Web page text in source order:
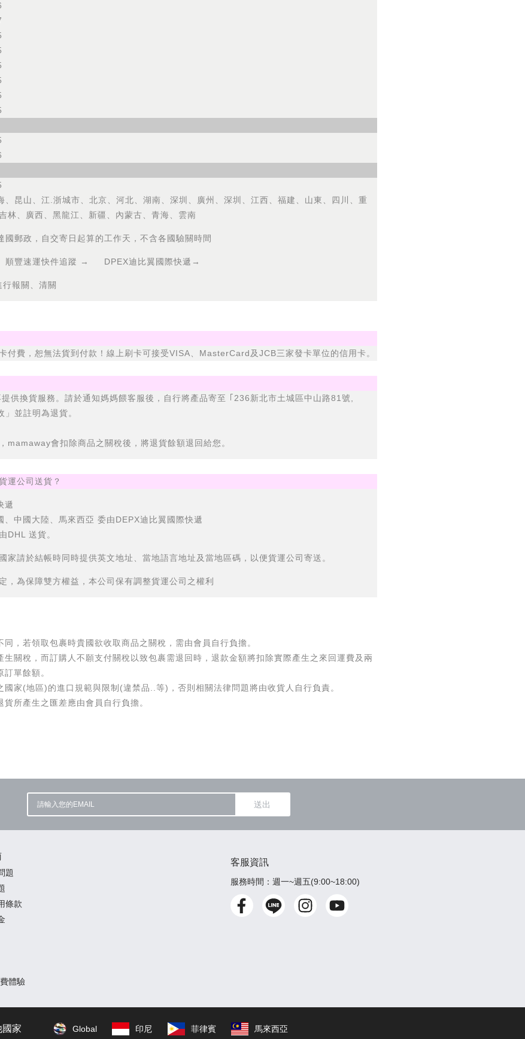
、昆山、江.浙城市、北京、河北、湖南、深圳、廣州、深圳、江西、福建、山東、四川、重
林、廣西、黑龍江、新疆、內蒙古、青海、雲南
國郵政，自交寄日起算的工作天，不含各國驗關時間
順豐速運快件追蹤 → DPEX迪比翼國際快遞→
報關、清關
付費，恕無法貨到付款！線上刷卡可接受VISA、MasterCard及JCB三家發卡單位的信用卡。
供換貨服務。請於通知媽媽餵客服後，自行將產品寄至 ｢236新北市土城區中山路81號,
並註明為退貨。
mamaway會扣除商品之關稅後，將退貨餘額退回給您。
運公司送貨？
遞
、中國大陸、馬來西亞 委由DEPX迪比翼國際快遞
DHL 送貨。
家請於結帳時同時提供英文地址、當地語言地址及當地區碼，以便貨運公司寄送。
，為保障雙方權益，本公司保有調整貨運公司之權利
同，若領取包裹時貴國欲收取商品之關稅，需由會員自行負擔。
生關稅，而訂購人不願支付關稅以致包裹需退回時，退款金額將扣除實際產生之來回運費及兩
單餘額。
國家(地區)的進口規範與限制(違禁品..等)，否則相關法律問題將由收貨人自行負責。
貨所產生之匯差應由會員自行負擔。
國家 Global 印尼 菲律賓 馬來西亞
送出
題
條款
體驗
客服資訊
服務時間：週一~週五(9:00~18:00)